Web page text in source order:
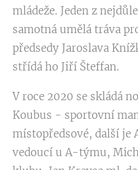
mládeže. Jeden z
samotná umělá tráva
předsedy Jaroslava
střídá ho Jiří Šteffan.
V roce 2020 se skládá
Koubus - sportovní
místopředsové, další je
vedoucí u A-týmu,